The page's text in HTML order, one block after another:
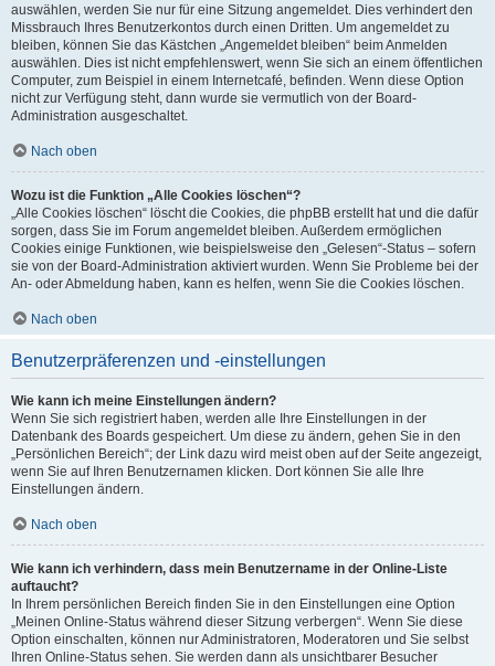
auswählen, werden Sie nur für eine Sitzung angemeldet. Dies verhindert den
Missbrauch Ihres Benutzerkontos durch einen Dritten. Um angemeldet zu
bleiben, können Sie das Kästchen „Angemeldet bleiben“ beim Anmelden
auswählen. Dies ist nicht empfehlenswert, wenn Sie sich an einem öffentlichen
Computer, zum Beispiel in einem Internetcafé, befinden. Wenn diese Option
nicht zur Verfügung steht, dann wurde sie vermutlich von der Board-
Administration ausgeschaltet.
Nach oben
Wozu ist die Funktion „Alle Cookies löschen“?
„Alle Cookies löschen“ löscht die Cookies, die phpBB erstellt hat und die dafür
sorgen, dass Sie im Forum angemeldet bleiben. Außerdem ermöglichen
Cookies einige Funktionen, wie beispielsweise den „Gelesen“-Status – sofern
sie von der Board-Administration aktiviert wurden. Wenn Sie Probleme bei der
An- oder Abmeldung haben, kann es helfen, wenn Sie die Cookies löschen.
Nach oben
Benutzerpräferenzen und -einstellungen
Wie kann ich meine Einstellungen ändern?
Wenn Sie sich registriert haben, werden alle Ihre Einstellungen in der
Datenbank des Boards gespeichert. Um diese zu ändern, gehen Sie in den
„Persönlichen Bereich“; der Link dazu wird meist oben auf der Seite angezeigt,
wenn Sie auf Ihren Benutzernamen klicken. Dort können Sie alle Ihre
Einstellungen ändern.
Nach oben
Wie kann ich verhindern, dass mein Benutzername in der Online-Liste
auftaucht?
In Ihrem persönlichen Bereich finden Sie in den Einstellungen eine Option
„Meinen Online-Status während dieser Sitzung verbergen“. Wenn Sie diese
Option einschalten, können nur Administratoren, Moderatoren und Sie selbst
Ihren Online-Status sehen. Sie werden dann als unsichtbarer Besucher